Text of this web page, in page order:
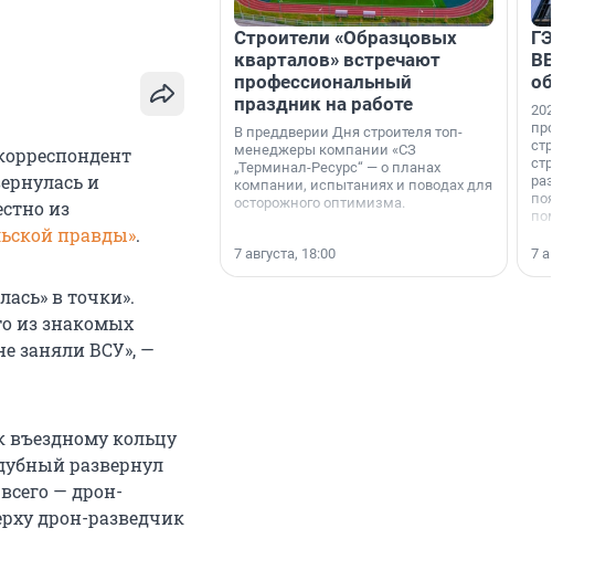
и
из
правды».
в точки».
из знакомых
заняли ВСУ», —
кольцу
развернул
— дрон-
дрон-разведчик
Строители «Образцовых
кварталов» встречают
профессиональный
праздник на работе
В преддверии Дня строителя топ-
менеджеры компании «СЗ
„Терминал-Ресурс“ — о планах
компании, испытаниях и поводах для
осторожного оптимизма.
7 августа, 18:00
ГЭС,
ВВП: в
об
2026-й —
раз. В
7